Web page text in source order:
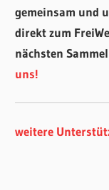
gemeinsam und
direkt zum
nächsten
uns!
weitere